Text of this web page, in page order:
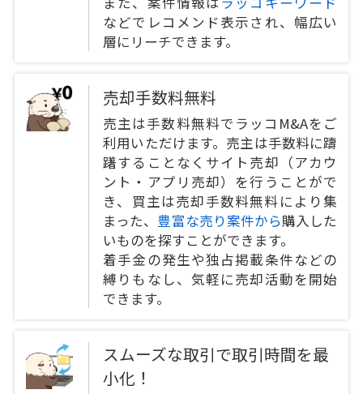
などでレコメンド表示され、幅広い
層にリーチできます。
売却手数料無料
売主は手数料無料でラッコM&Aをご
利用いただけます。売主は手数料に躊
躇することなくサイト売却（アカウ
ント・アプリ売却）を行うことがで
き、買主は売却手数料無料により集
まった、 豊富な売り案件から購入した
いものを探すことができます。
着手金の発生や独占掲載条件などの
縛りもなし、気軽に売却活動を開始
できます。
スムーズな取引で取引時間を最
小化！